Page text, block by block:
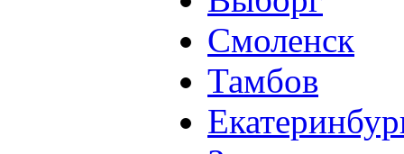
Смоленск
Тамбов